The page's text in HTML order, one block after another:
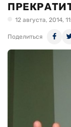
12 августа, 2014,
Поделиться